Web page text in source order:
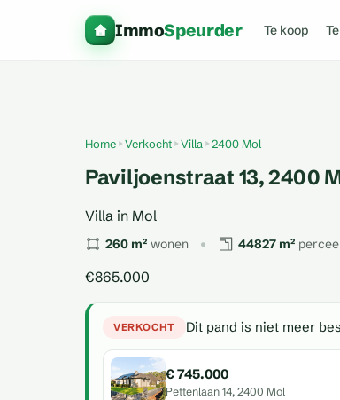
ImmoSpeurder Te koop
Home Verkocht Villa 2400 Mol
Paviljoenstraat 13, 2400
Villa in Mol
260 m² wonen 44827 m²
€865.000
VERKOCHT Dit pand is niet meer
€ 745.000
Pettenlaan 14, 2400 Mol